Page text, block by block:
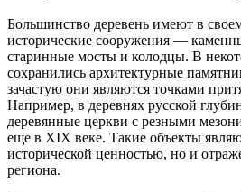
Большинство деревень имеют в
исторические сооружения —
старинные мосты и колодцы. В
сохранились архитектурные
зачастую они являются точками
Например, в деревнях русской
деревянные церкви с резными
еще в XIX веке. Такие объекты
исторической ценностью, но и
региона.